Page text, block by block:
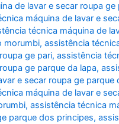
de lavar e secar roupa ge
máquina de lavar e
técnica máquina de
morumbi,assistência
ge pari,assistência
ge parque da lapa,
e secar roupa ge parque
máquina de lavar e
,assistência técnica
parque dos principes,